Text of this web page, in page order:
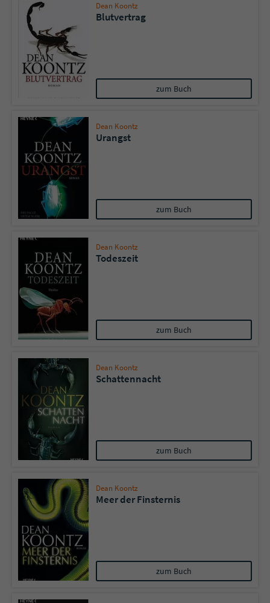
Dean Koontz
Blutvertrag
zum Buch
Dean Koontz
Urangst
zum Buch
Dean Koontz
Todeszeit
zum Buch
Dean Koontz
Schattennacht
zum Buch
Dean Koontz
Meer der Finsternis
zum Buch